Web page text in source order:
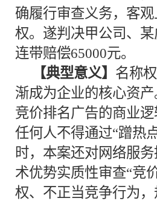
确履行审查义务，客
权。遂判决甲公司、
连带赔偿65000元。
【典型意义】 名称
渐成为企业的核心资
竞价排名广告的商业
任何人不得通过“蹭热
时，本案还对网络服
术优势实质性审查“竞
权、不正当竞争行为